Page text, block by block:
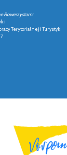
Rowerzystom:
Terytorialnej i Turystyki